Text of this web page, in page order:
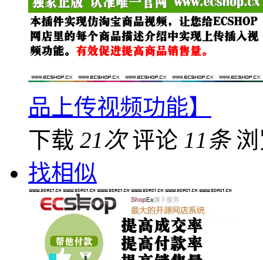
品上传视频功能】
下载 21次 评论 11条
找相似